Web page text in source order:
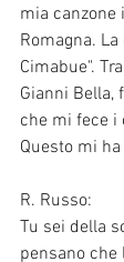
mia canzone
Romagna.
Cimabue".
Gianni Bella,
che mi fece
Questo mi
R. Russo:
Tu sei della
pensano che